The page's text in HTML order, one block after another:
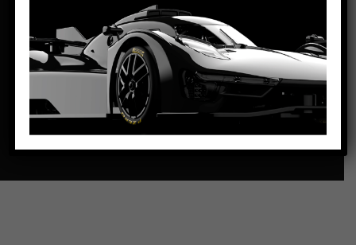
DISTANZA ASSE POSTERIORE/GUIDA:100mm
PESO CORPO:
21g
SCHEDA TECNICA